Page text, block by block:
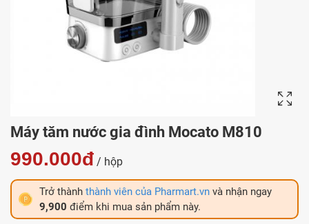
Máy tăm nước gia đình Mocato M810
990.000đ / hộp
Trở thành thành viên của Pharmart.vn và nhận ngay
9,900 điểm khi mua sản phẩm này.